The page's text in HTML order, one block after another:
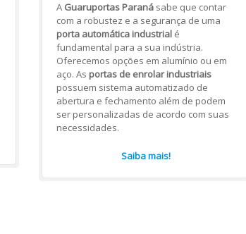
A Guaruportas Paranásabe que contar
com a robustez e a segurança de uma
porta automática industrialé
fundamental para a sua indústria.
Oferecemos opções em alumínio ou em
aço. As portas de enrolar industriais
possuem sistema automatizado de
abertura e fechamento além de podem
ser personalizadas de acordo com suas
necessidades.
Saiba mais!